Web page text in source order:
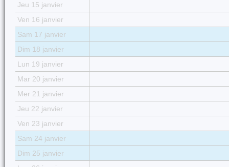
Jeu 15 janvier
Ven 16 janvier
Sam 17 janvier
Dim 18 janvier
Lun 19 janvier
Mar 20 janvier
Mer 21 janvier
Jeu 22 janvier
Ven 23 janvier
Sam 24 janvier
Dim 25 janvier